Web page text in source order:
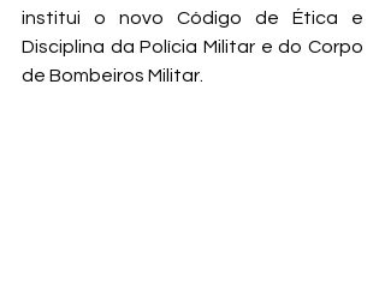
institui o novo Código de Ética e
Disciplina da Polícia Militar e do Corpo
de Bombeiros Militar.